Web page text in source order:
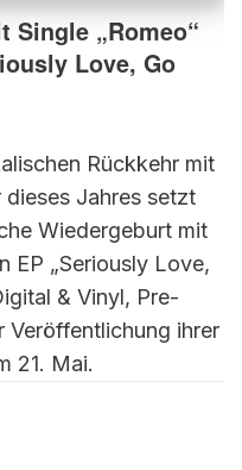
Single „Romeo“
Love, Go
Rückkehr mit
dieses Jahres setzt
Wiedergeburt mit
EP „Seriously Love,
& Vinyl, Pre-
Veröffentlichung ihrer
21. Mai.